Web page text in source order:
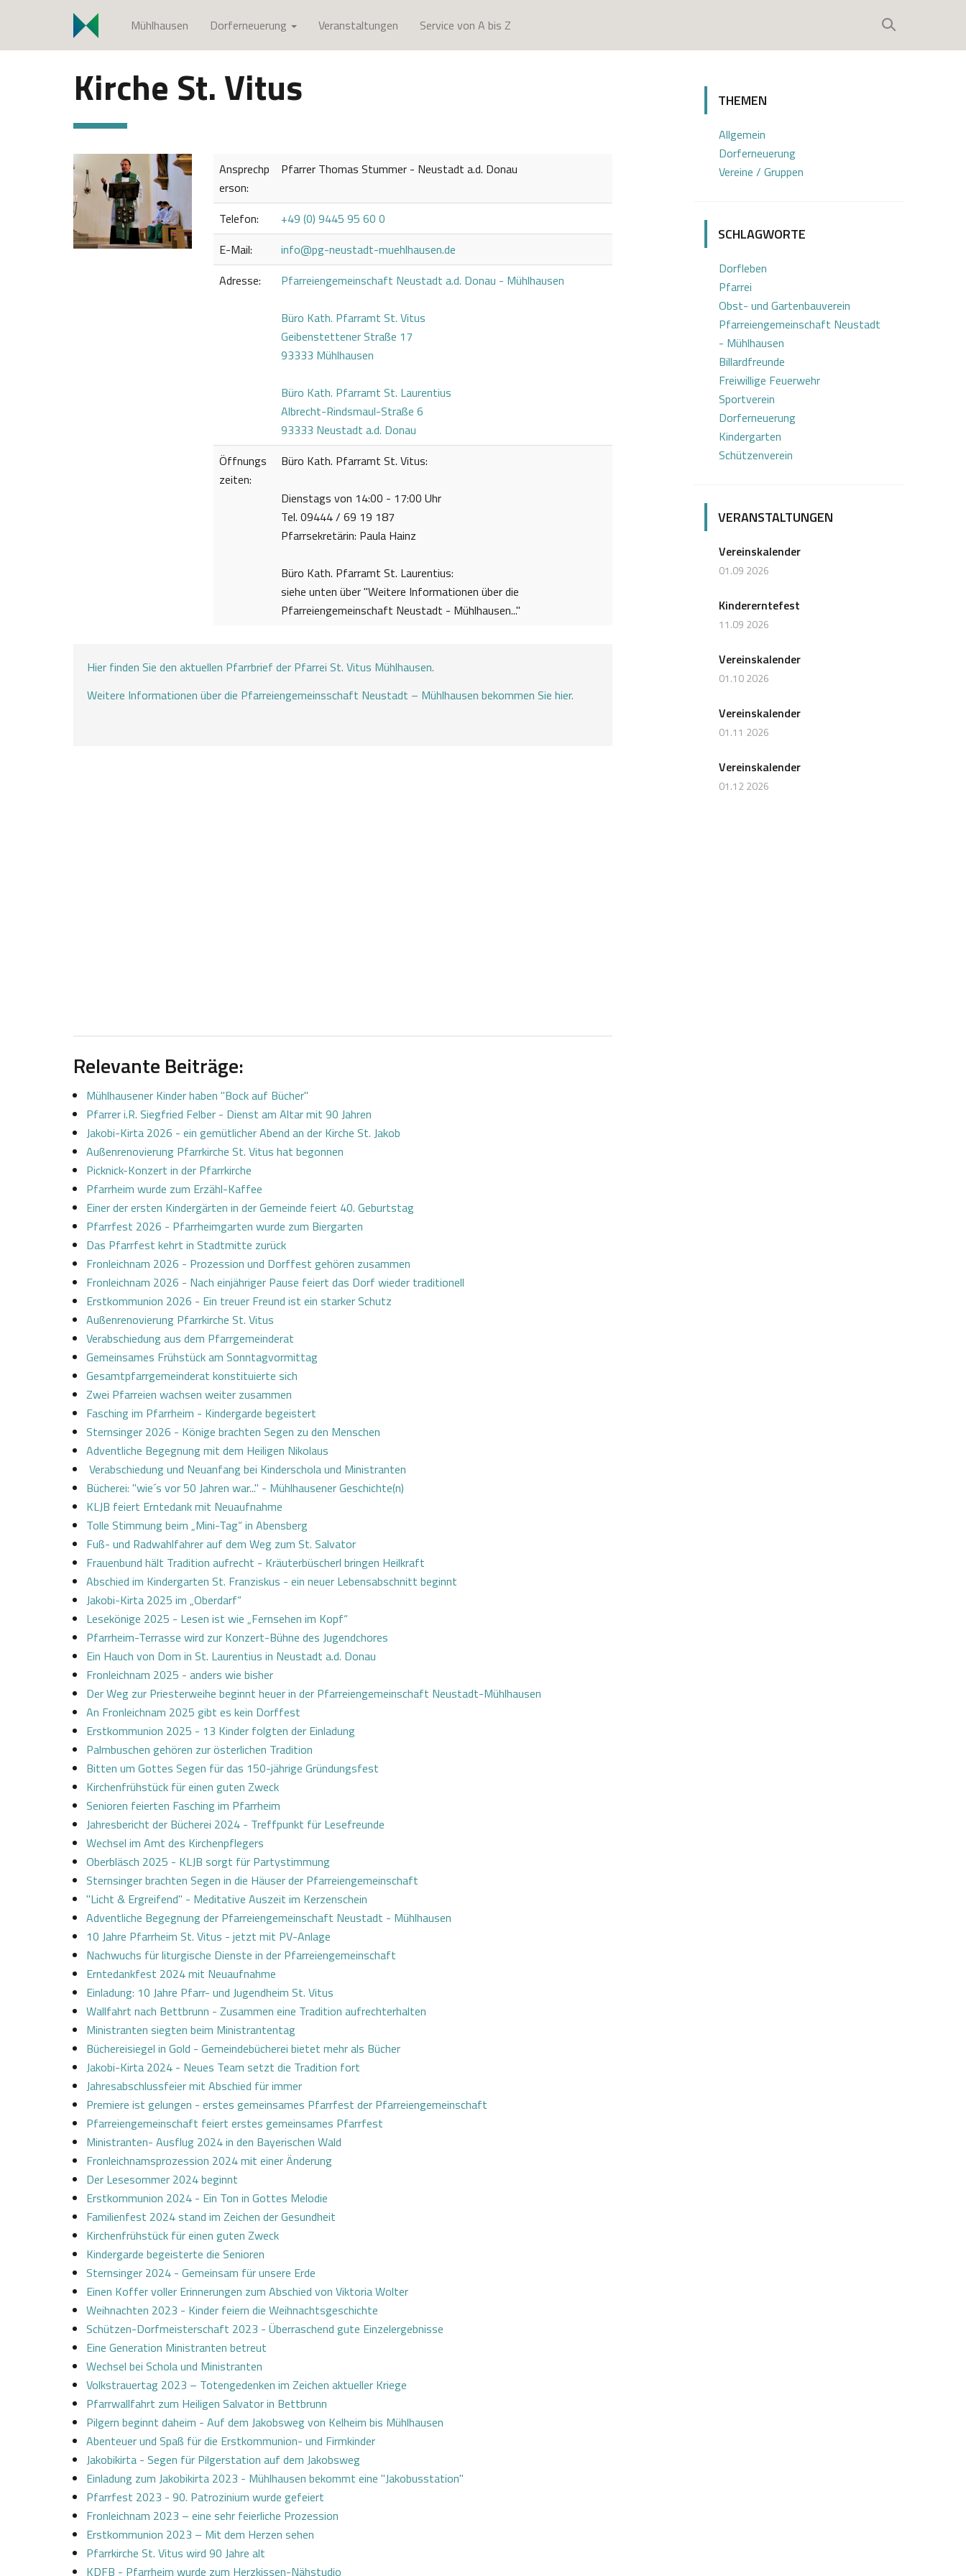
i
Mühlhausen Dorferneuerung Veranstaltungen Service von A bis Z
Kirche St. Vitus
Ansprechp
erson:
Pfarrer Thomas Stummer - Neustadt a.d. Donau
Telefon:
+49 (0) 9445 95 60 0
E-Mail:
info@pg-neustadt-muehlhausen.de
Adresse:
Pfarreiengemeinschaft Neustadt a.d. Donau - Mühlhausen
Büro Kath. Pfarramt St. Vitus
Geibenstettener Straße 17
93333 Mühlhausen
Büro Kath. Pfarramt St. Laurentius
Albrecht-Rindsmaul-Straße 6
93333 Neustadt a.d. Donau
Öffnungs
zeiten:
Büro Kath. Pfarramt St. Vitus:
Dienstags von 14:00 - 17:00 Uhr
Tel. 09444 / 69 19 187
Pfarrsekretärin: Paula Hainz
Büro Kath. Pfarramt St. Laurentius:
siehe unten über "Weitere Informationen über die
Pfarreiengemeinschaft Neustadt - Mühlhausen..."
Hier finden Sie den aktuellen Pfarrbrief der Pfarrei St. Vitus Mühlhausen.
Weitere Informationen über die Pfarreiengemeinsschaft Neustadt – Mühlhausen bekommen Sie hier.
Relevante Beiträge:
Mühlhausener Kinder haben "Bock auf Bücher"
Pfarrer i.R. Siegfried Felber - Dienst am Altar mit 90 Jahren
Jakobi-Kirta 2026 - ein gemütlicher Abend an der Kirche St. Jakob
Außenrenovierung Pfarrkirche St. Vitus hat begonnen
Picknick-Konzert in der Pfarrkirche
Pfarrheim wurde zum Erzähl-Kaffee
Einer der ersten Kindergärten in der Gemeinde feiert 40. Geburtstag
Pfarrfest 2026 - Pfarrheimgarten wurde zum Biergarten
Das Pfarrfest kehrt in Stadtmitte zurück
Fronleichnam 2026 - Prozession und Dorffest gehören zusammen
Fronleichnam 2026 - Nach einjähriger Pause feiert das Dorf wieder traditionell
Erstkommunion 2026 - Ein treuer Freund ist ein starker Schutz
Außenrenovierung Pfarrkirche St. Vitus
Verabschiedung aus dem Pfarrgemeinderat
Gemeinsames Frühstück am Sonntagvormittag
Gesamtpfarrgemeinderat konstituierte sich
Zwei Pfarreien wachsen weiter zusammen
Fasching im Pfarrheim - Kindergarde begeistert
Sternsinger 2026 - Könige brachten Segen zu den Menschen
Adventliche Begegnung mit dem Heiligen Nikolaus
Verabschiedung und Neuanfang bei Kinderschola und Ministranten
Bücherei: "wie´s vor 50 Jahren war..." - Mühlhausener Geschichte(n)
KLJB feiert Erntedank mit Neuaufnahme
Tolle Stimmung beim „Mini-Tag“ in Abensberg
Fuß- und Radwahlfahrer auf dem Weg zum St. Salvator
Frauenbund hält Tradition aufrecht - Kräuterbüscherl bringen Heilkraft
Abschied im Kindergarten St. Franziskus - ein neuer Lebensabschnitt beginnt
Jakobi-Kirta 2025 im „Oberdarf“
Lesekönige 2025 - Lesen ist wie „Fernsehen im Kopf“
Pfarrheim-Terrasse wird zur Konzert-Bühne des Jugendchores
Ein Hauch von Dom in St. Laurentius in Neustadt a.d. Donau
Fronleichnam 2025 - anders wie bisher
Der Weg zur Priesterweihe beginnt heuer in der Pfarreiengemeinschaft Neustadt-Mühlhausen
An Fronleichnam 2025 gibt es kein Dorffest
Erstkommunion 2025 - 13 Kinder folgten der Einladung
Palmbuschen gehören zur österlichen Tradition
Bitten um Gottes Segen für das 150-jährige Gründungsfest
Kirchenfrühstück für einen guten Zweck
Senioren feierten Fasching im Pfarrheim
Jahresbericht der Bücherei 2024 - Treffpunkt für Lesefreunde
Wechsel im Amt des Kirchenpflegers
Oberbläsch 2025 - KLJB sorgt für Partystimmung
Sternsinger brachten Segen in die Häuser der Pfarreiengemeinschaft
"Licht & Ergreifend" - Meditative Auszeit im Kerzenschein
Adventliche Begegnung der Pfarreiengemeinschaft Neustadt - Mühlhausen
10 Jahre Pfarrheim St. Vitus - jetzt mit PV-Anlage
Nachwuchs für liturgische Dienste in der Pfarreiengemeinschaft
Erntedankfest 2024 mit Neuaufnahme
Einladung: 10 Jahre Pfarr- und Jugendheim St. Vitus
Wallfahrt nach Bettbrunn - Zusammen eine Tradition aufrechterhalten
Ministranten siegten beim Ministrantentag
Büchereisiegel in Gold - Gemeindebücherei bietet mehr als Bücher
Jakobi-Kirta 2024 - Neues Team setzt die Tradition fort
Jahresabschlussfeier mit Abschied für immer
Premiere ist gelungen - erstes gemeinsames Pfarrfest der Pfarreiengemeinschaft
Pfarreiengemeinschaft feiert erstes gemeinsames Pfarrfest
Ministranten- Ausflug 2024 in den Bayerischen Wald
Fronleichnamsprozession 2024 mit einer Änderung
Der Lesesommer 2024 beginnt
Erstkommunion 2024 - Ein Ton in Gottes Melodie
Familienfest 2024 stand im Zeichen der Gesundheit
Kirchenfrühstück für einen guten Zweck
Kindergarde begeisterte die Senioren
Sternsinger 2024 - Gemeinsam für unsere Erde
Einen Koffer voller Erinnerungen zum Abschied von Viktoria Wolter
Weihnachten 2023 - Kinder feiern die Weihnachtsgeschichte
Schützen-Dorfmeisterschaft 2023 - Überraschend gute Einzelergebnisse
Eine Generation Ministranten betreut
Wechsel bei Schola und Ministranten
Volkstrauertag 2023 – Totengedenken im Zeichen aktueller Kriege
Pfarrwallfahrt zum Heiligen Salvator in Bettbrunn
Pilgern beginnt daheim - Auf dem Jakobsweg von Kelheim bis Mühlhausen
Abenteuer und Spaß für die Erstkommunion- und Firmkinder
Jakobikirta - Segen für Pilgerstation auf dem Jakobsweg
Einladung zum Jakobikirta 2023 - Mühlhausen bekommt eine "Jakobusstation"
Pfarrfest 2023 - 90. Patrozinium wurde gefeiert
Fronleichnam 2023 – eine sehr feierliche Prozession
Erstkommunion 2023 – Mit dem Herzen sehen
Pfarrkirche St. Vitus wird 90 Jahre alt
KDFB - Pfarrheim wurde zum Herzkissen-Nähstudio
THEMEN
Allgemein
Dorferneuerung
Vereine / Gruppen
SCHLAGWORTE
Dorfleben
Pfarrei
Obst- und Gartenbauverein
Pfarreiengemeinschaft Neustadt
- Mühlhausen
Billardfreunde
Freiwillige Feuerwehr
Sportverein
Dorferneuerung
Kindergarten
Schützenverein
VERANSTALTUNGEN
Vereinskalender
01.09 2026
Kindererntefest
11.09 2026
Vereinskalender
01.10 2026
Vereinskalender
01.11 2026
Vereinskalender
01.12 2026